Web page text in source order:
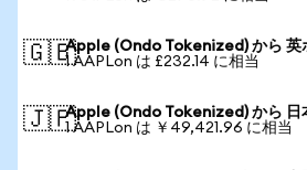
🇬🇧Apple (Ondo Tokenized) から 英
1 AAPLon は £232.14 に相当
🇯🇵Apple (Ondo Tokenized) から 日
1 AAPLon は ￥49,421.96 に相当